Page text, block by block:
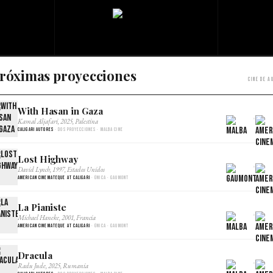
proyecciones Cine de
With Hasan in Gaza
Kamal Aljafari, 2025, Palestina
Caligari Autores · Dos proyecciones · Malba Cine
×
Lost Highway
David Lynch, 1997, Estados Unidos
American Cinemateque at Caligari · Única · Gaumont
×
La Pianiste
Michael Haneke, 2001, Francia
American Cinemateque at Caligari · Única · Gaumont
×
Dracula
Radu Jude, 2025, Rumania ×